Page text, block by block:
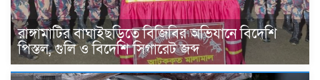
রাঙ্গামাটির বাঘাইছড়িতে বিজিবির অভিযানে বিদেশি
পিস্তল, গুলি ও বিদেশি সিগারেট জব্দ